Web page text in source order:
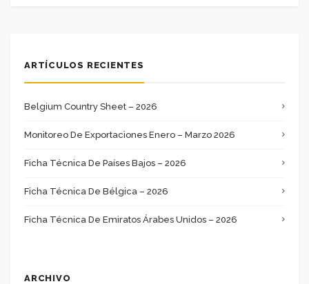
ARTÍCULOS RECIENTES
Belgium Country Sheet – 2026
Monitoreo De Exportaciones Enero – Marzo 2026
Ficha Técnica De Países Bajos – 2026
Ficha Técnica De Bélgica – 2026
Ficha Técnica De Emiratos Árabes Unidos – 2026
ARCHIVO